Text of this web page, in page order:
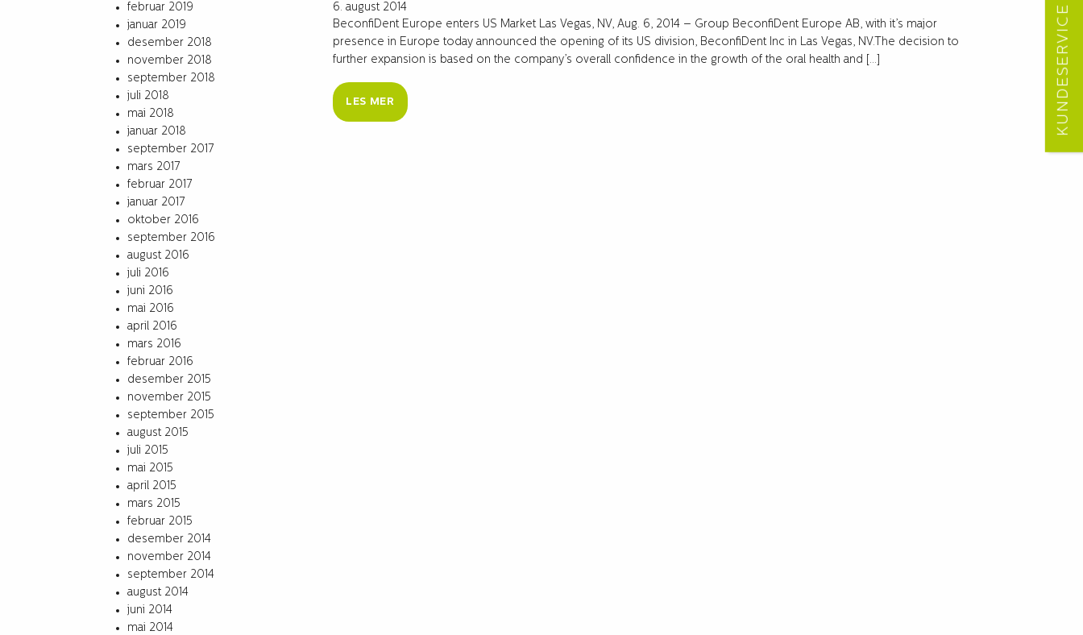
februar 2019
januar 2019
desember 2018
november 2018
september 2018
juli 2018
mai 2018
januar 2018
september 2017
mars 2017
februar 2017
januar 2017
oktober 2016
september 2016
august 2016
juli 2016
juni 2016
mai 2016
april 2016
mars 2016
februar 2016
desember 2015
november 2015
september 2015
august 2015
juli 2015
mai 2015
april 2015
mars 2015
februar 2015
desember 2014
november 2014
september 2014
august 2014
juni 2014
mai 2014
6. august 2014
BeconfiDent Europe enters US Market Las Vegas, NV, Aug. 6, 2014 – Group BeconfiDent Europe AB, with it’s major
presence in Europe today announced the opening of its US division, BeconfiDent Inc in Las Vegas, NV.The decision to
further expansion is based on the company’s overall confidence in the growth of the oral health and […]
LES MER KUNDESERVICE